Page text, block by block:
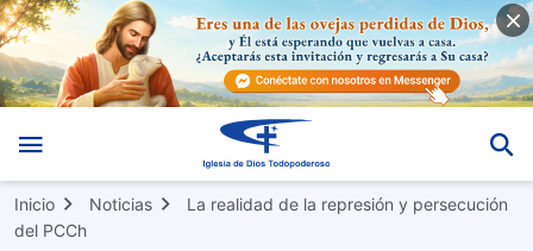
Inicio Noticias
La realidad de la represión y persecución
del PCCh